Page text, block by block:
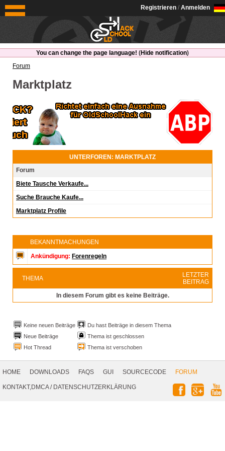
OldSchoolHack
Registrieren / Anmelden
You can change the page language! (Hide notification)
Forum
Marktplatz
UNTERFOREN: MARKTPLATZ
Forum
Biete Tausche Verkaufe...
Suche Brauche Kaufe...
Marktplatz Profile
BEKANNTMACHUNGEN
Ankündigung: Forenregeln
THEMA
LETZTER
BEITRAG
In diesem Forum gibt es keine Beiträge.
Keine neuen Beiträge
Du hast Beiträge in diesem Thema
Neue Beiträge
Thema ist geschlossen
Hot Thread
Thema ist verschoben
Navigation
HOME DOWNLOADS FAQS GUI SOURCECODE
FORUM
KONTAKT,DMCA/ DATENSCHUTZERKLÄRUNG